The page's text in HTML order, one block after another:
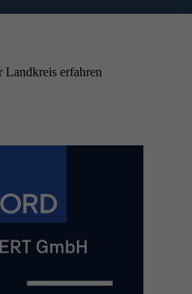
Landkreis erfahren